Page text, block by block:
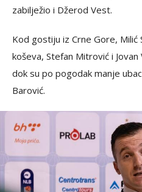
zabilježio i Džerod Vest.
Kod gostiju iz Crne Gore, Milić
koševa, Stefan Mitrović i
dok su po pogodak manje
Barović.